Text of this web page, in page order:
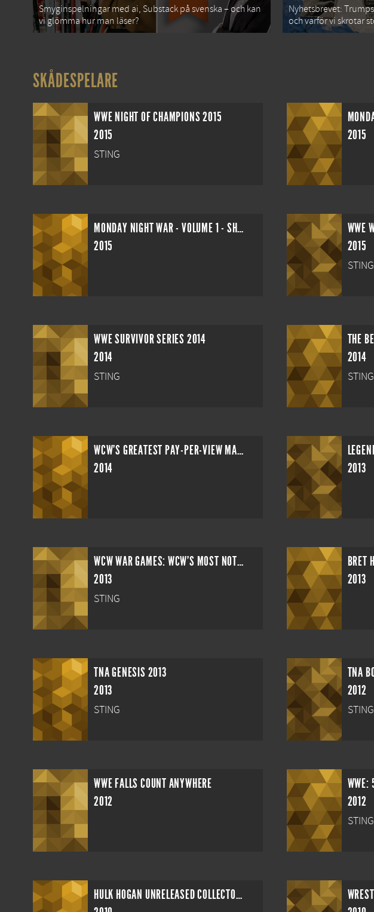
Smyginspelningar med ai, Substack på svenska – och kan
vi glömma hur man läser?
Nyhetsbrevet:
och varför vi skrotar
SKÅDESPELARE
WWE NIGHT OF CHAMPIONS 2015
2015
STING
2015
MONDAY NIGHT WAR - VOLUME 1 - SHOTS FIRED
2015
WWE
2015
STING
WWE SURVIVOR SERIES 2014
2014
STING
THE
2014
STING
WCW'S GREATEST PAY-PER-VIEW MATCHES VOLUME 1
2014
2013
WCW WAR GAMES: WCW'S MOST NOTORIOUS MATCHES
2013
STING
2013
TNA GENESIS 2013
2013
STING
TNA
2012
STING
WWE FALLS COUNT ANYWHERE
2012
2012
STING
HULK HOGAN UNRELEASED COLLECTORS SERIES